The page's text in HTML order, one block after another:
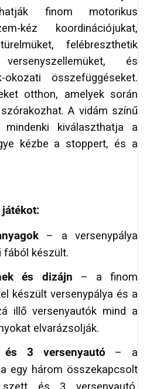
finom motorikus
kéz koordinációjukat,
felébreszthetik
és
összefüggéseket.
otthon, amelyek során
A vidám színű
mindenki kiválaszthatja a
kézbe a stoppert, és a
játékot:
– a versenypálya
fából készült.
és dizájn – a finom
készült versenypálya és a
illő versenyautók mind a
elvarázsolják.
3 versenyautó – a
egy három összekapcsolt